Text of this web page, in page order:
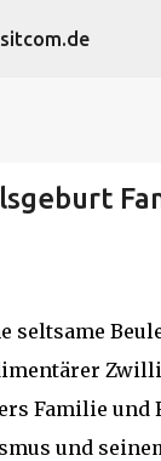
seltsame
Familie und
und